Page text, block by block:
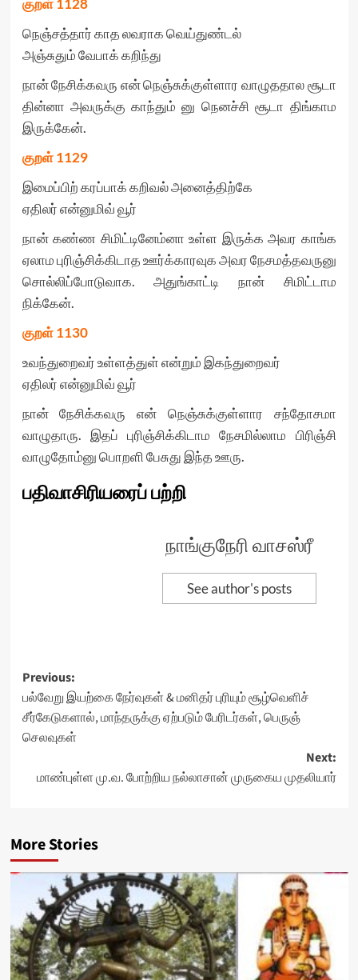
குறள்1128
நெஞ்சத்தார் காத லவராக வெய்துண்டல்
அஞ்சுதும் வேபாக் கறிந்து
நான் நேசிக்கவரு என் நெஞ்சுக்குள்ளார வாழுததால சூடா
தின்னா அவருக்கு காந்தும் னு நெனச்சி சூடா திங்காம
இருக்கேன்.
குறள்1129
இமைப்பிற் கரப்பாக் கறிவல் அனைத்திற்கே
ஏதிலர் என்னுமிவ் வூர்
நான் கண்ண சிமிட்டினேம்னா உள்ள இருக்க அவர காங்க
ஏலாம புரிஞ்சிக்கிடாத ஊர்க்காரவுக அவர நேசமத்தவருனு
சொல்லிப்போடுவாக. அதுங்காட்டி நான் சிமிட்டாம
நிக்கேன்.
குறள்1130
உவந்துறைவர் உள்ளத்துள் என்றும் இகந்துறைவர்
ஏதிலர் என்னுமிவ் வூர்
நான் நேசிக்கவரு என் நெஞ்சுக்குள்ளார சந்தோசமா
வாழுதாரு. இதப் புரிஞ்சிக்கிடாம நேசமில்லாம பிரிஞ்சி
வாழுதோம்னு பொறளி பேசுது இந்த ஊரு.
பதிவாசிரியரைப் பற்றி
நாங்குநேரி வாசஸ்ரீ
See author's posts
Post
navigation
Previous:
பல்வேறு இயற்கை நேர்வுகள் & மனிதர் புரியும் சூழ்வெளிச்
சீர்கேடுகளால், மாந்தருக்கு ஏற்படும் பேரிடர்கள், பெருஞ்
செலவுகள்
Next:
மாண்புள்ள மு.வ. போற்றிய நல்லாசான் முருகைய முதலியார்
More Stories